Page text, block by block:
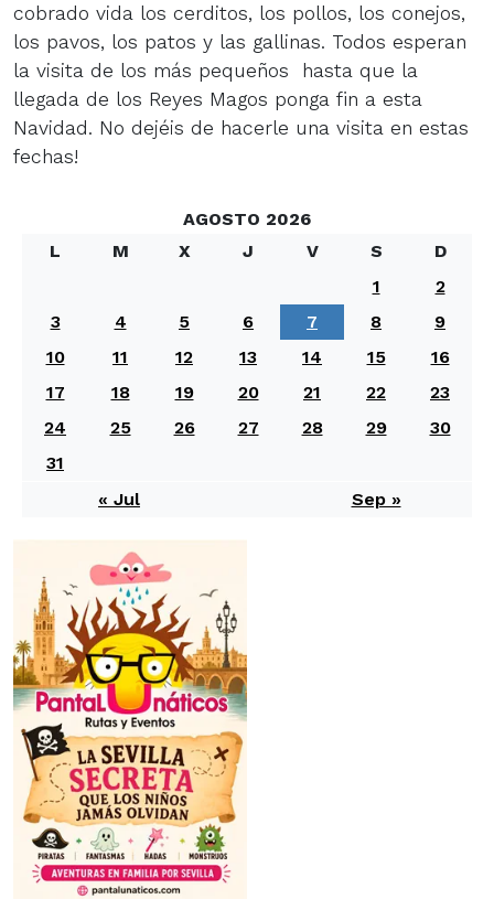
cobrado vida los cerditos, los pollos, los conejos,
los pavos, los patos y las gallinas. Todos esperan
la visita de los más pequeños hasta que la
llegada de los Reyes Magos ponga fin a esta
Navidad. No dejéis de hacerle una visita en estas
fechas!
AGOSTO 2026
L
M X J V S
D
1
2
3
4 5 6 7 8
9
10
11 12 13 14 15
16
17
18 19 20 21 22
23
24
25 26 27 28 29
30
31
« Jul
Sep »